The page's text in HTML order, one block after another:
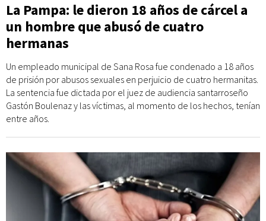
La Pampa: le dieron 18 años de cárcel a
un hombre que abusó de cuatro
hermanas
Un empleado municipal de Sana Rosa fue condenado a 18 años
de prisión por abusos sexuales en perjuicio de cuatro hermanitas.
La sentencia fue dictada por el juez de audiencia santarroseño
Gastón Boulenaz y las víctimas, al momento de los hechos, tenían
entre años.